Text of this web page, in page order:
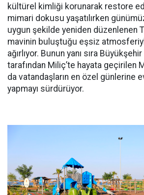
kültürel kimliği korunarak restore
mimari dokusu yaşatılırken
uygun şekilde yeniden düzenlenen
mavinin buluştuğu eşsiz
ağırlıyor. Bunun yanı sıra
tarafından Miliç’te hayata geçirilen
da vatandaşların en özel günlerine
yapmayı sürdürüyor.